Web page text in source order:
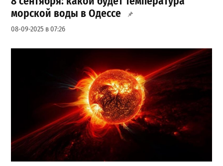
морской воды в Одессе
08-09-2025 в 07:26